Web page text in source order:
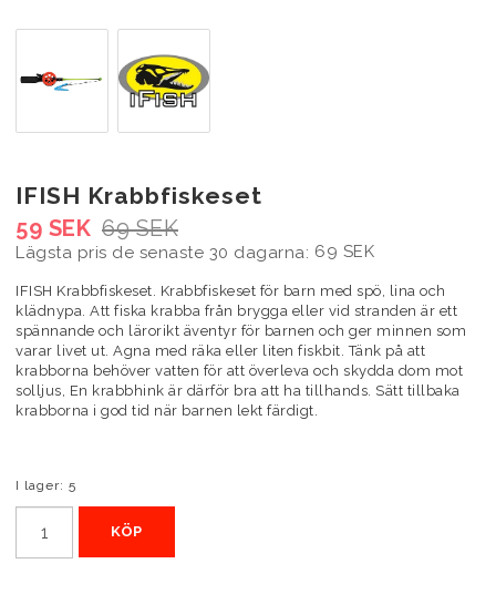
IFISH Krabbfiskeset
69 SEK
59 SEK
Lägsta pris de senaste 30 dagarna 69 SEK
IFISH Krabbfiskeset. Krabbfiskeset för barn med spö, lina och
klädnypa. Att fiska krabba från brygga eller vid stranden är ett
spännande och lärorikt äventyr för barnen och ger minnen som
varar livet ut. Agna med räka eller liten fiskbit. Tänk på att
krabborna behöver vatten för att överleva och skydda dom mot
solljus, En krabbhink är därför bra att ha tillhands. Sätt tillbaka
krabborna i god tid när barnen lekt färdigt.
I lager: 5
KÖP